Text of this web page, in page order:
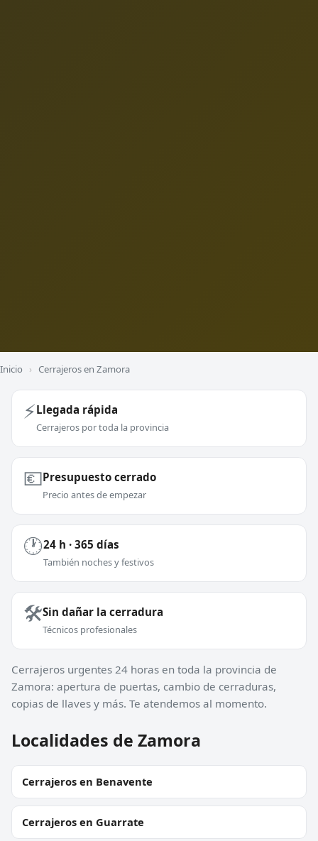
Inicio › Cerrajeros en Zamora
⚡Llegada rápida
Cerrajeros por toda la provincia
💶Presupuesto cerrado
Precio antes de empezar
🕐24 h · 365 días
También noches y festivos
🛠️Sin dañar la cerradura
Técnicos profesionales
Cerrajeros urgentes 24 horas en toda la provincia de
Zamora: apertura de puertas, cambio de cerraduras,
copias de llaves y más. Te atendemos al momento.
Localidades de Zamora
Cerrajeros en Benavente
Cerrajeros en Guarrate